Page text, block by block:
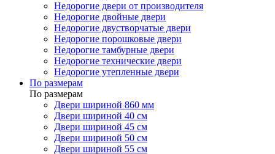
Недорогие двери от производителя
Недорогие двойные двери
Недорогие двустворчатые двери
Недорогие порошковые двери
Недорогие тамбурные двери
Недорогие технические двери
Недорогие утепленные двери
По размерам
По размерам
Двери шириной 860 мм
Двери шириной 40 см
Двери шириной 45 см
Двери шириной 50 см
Двери шириной 55 см